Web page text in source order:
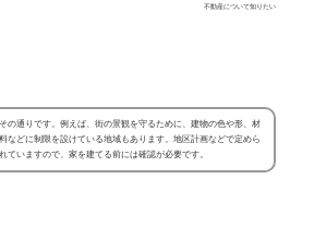
不動産について知りたい
その通りです。例えば、街の景観を守るために、建物の色や形、材
料などに制限を設けている地域もあります。地区計画などで定めら
れていますので、家を建てる前には確認が必要です。